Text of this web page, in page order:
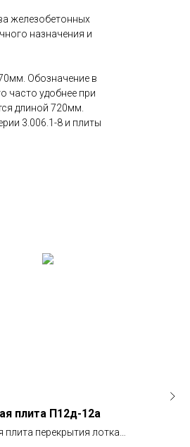
железобетонных
назначения и
Обозначение в
часто удобнее при
длиной 720мм.
3.006.1-8 и плиты
плита П12д-12а
плита перекрытия лотка